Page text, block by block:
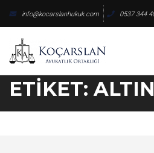
content
info@kocarslanhukuk.com 0537 344
ETIKET: